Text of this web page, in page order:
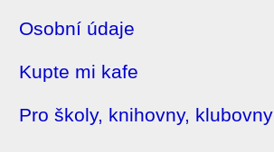
Osobní údaje
Kupte mi kafe
Pro školy, knihovny, klubovny